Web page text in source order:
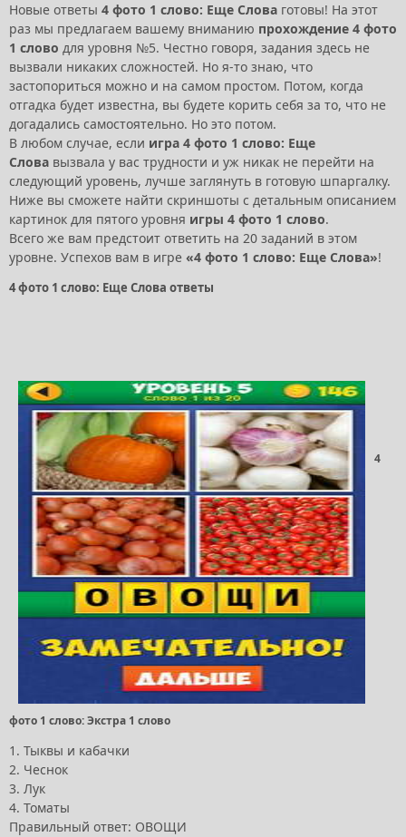
Новые ответы 4 фото 1 слово: Еще Слова готовы! На этот
раз мы предлагаем вашему вниманию прохождение 4 фото
1 слово для уровня №5. Честно говоря, задания здесь не
вызвали никаких сложностей. Но я-то знаю, что
застопориться можно и на самом простом. Потом, когда
отгадка будет известна, вы будете корить себя за то, что не
догадались самостоятельно. Но это потом.
В любом случае, если игра 4 фото 1 слово: Еще
Слова вызвала у вас трудности и уж никак не перейти на
следующий уровень, лучше заглянуть в готовую шпаргалку.
Ниже вы сможете найти скриншоты с детальным описанием
картинок для пятого уровня игры 4 фото 1 слово.
Всего же вам предстоит ответить на 20 заданий в этом
уровне. Успехов вам в игре «4 фото 1 слово: Еще Слова»!
4 фото 1 слово: Еще Слова ответы
4
фото 1 слово: Экстра 1 слово
1. Тыквы и кабачки
2. Чеснок
3. Лук
4. Томаты
Правильный ответ: ОВОЩИ